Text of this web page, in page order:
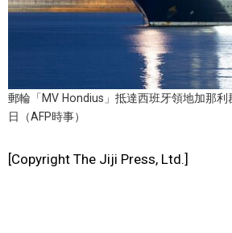
社會
文化
郵輪「MV Hondius」抵達西班牙領地加那
日（AFP時事）
[Copyright The Jiji Press, Ltd.]